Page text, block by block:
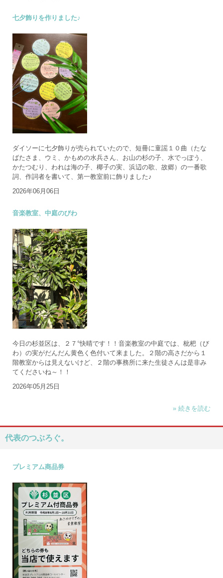
七夕飾りを作りました♪
ダイソーに七夕飾りが売られていたので、短冊に童謡１０曲（たな
ばたさま、ウミ、かもめの水兵さん、お山の杉の子、水でっぽう、
かたつむり、われは海の子、椰子の実、浜辺の歌、故郷）の一番歌
詞、作詞者を書いて、第一教室前に飾りました♪
2026年06月06日
音楽教室、中庭のびわ
今日の杉並区は、２７°快晴です！！音楽教室の中庭では、枇杷（び
わ）の実がだんだん黄色く色付いて来ました。２階の高さだから１
階教室からは見えないけど、２階の事務所に来た生徒さんは是非み
てくださいね～！！
2026年05月25日
» 続きを読む
代表のつぶろぐ。
プレミアム商品券